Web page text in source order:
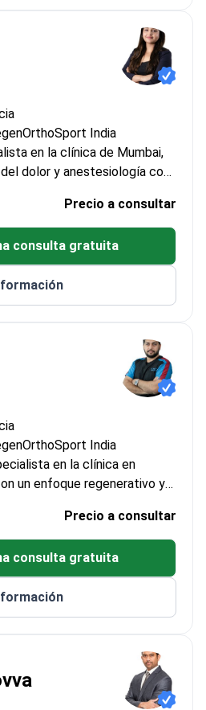
India
en la clínica de Mumbai,
dolor y anestesiología con
quirúrgica. Tiene más de 7
formada en Medicina del
Anestesiología en Mumbai,
Su atención apoya
la columna y
PRP, terapia con
de columna y BMAC.
Precio a consultar
consulta gratuita
India
en la clínica en
un enfoque regenerativo y
de 8 años de experiencia y
exitosos en el cuidado
Su práctica combina
en procedimientos
inyecciones guiadas por
como PRP,
y BMAC.
Precio a consultar
consulta gratuita